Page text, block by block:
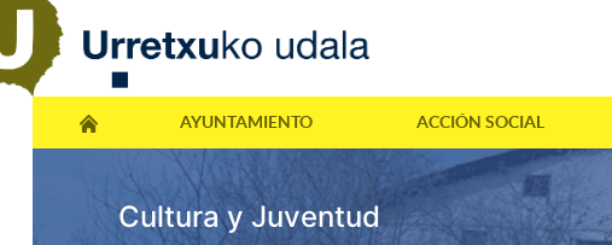
AYUNTAMIENTO ACCIÓN SOCIAL
Cultura y Juventud